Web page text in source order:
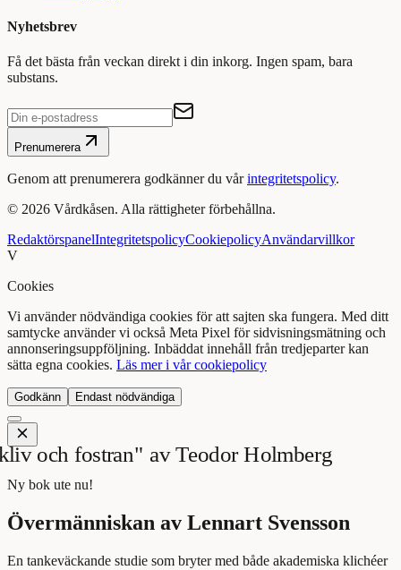
Nyhetsbrev
Få det bästa från veckan direkt i din inkorg. Ingen spam, bara
substans.
Prenumerera
Genom att prenumerera godkänner du vår integritetspolicy.
© 2026 Vårdkåsen. Alla rättigheter förbehållna.
RedaktörspanelIntegritetspolicyCookiepolicyAnvändarvillkor
V
Cookies
Vi använder nödvändiga cookies för att sajten ska fungera. Med ditt
samtycke använder vi också Meta Pixel för sidvisningsmätning och
annonseringsuppföljning. Inbäddat innehåll från tredjeparter kan
sätta egna cookies. Läs mer i vår cookiepolicy
Godkänn Endast nödvändiga
Ny bok ute nu!
Övermänniskan av Lennart Svensson
En tankeväckande studie som bryter med både akademiska klichéer